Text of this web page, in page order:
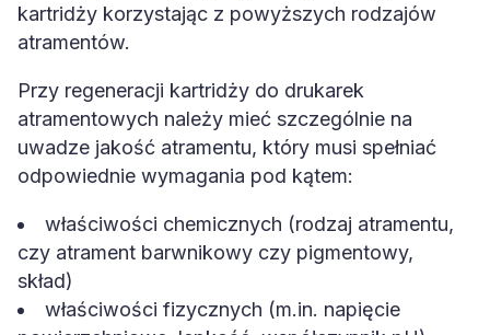
kartridży korzystając z powyższych rodzajów
atramentów.
Przy regeneracji kartridży do drukarek
atramentowych należy mieć szczególnie na
uwadze jakość atramentu, który musi spełniać
odpowiednie wymagania pod kątem:
właściwości chemicznych (rodzaj atramentu,
czy atrament barwnikowy czy pigmentowy,
skład)
właściwości fizycznych (m.in. napięcie